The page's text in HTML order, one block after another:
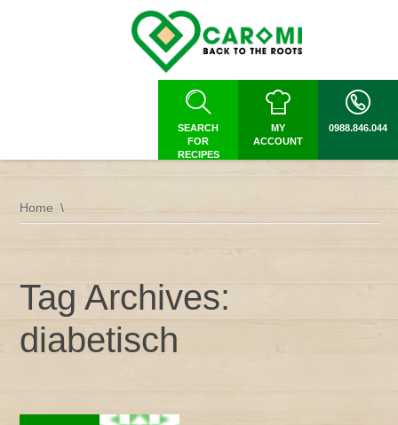
SEARCH
FOR
RECIPES
MY
ACCOUNT
0988.846.044
Home
Tag Archives:
diabetisch